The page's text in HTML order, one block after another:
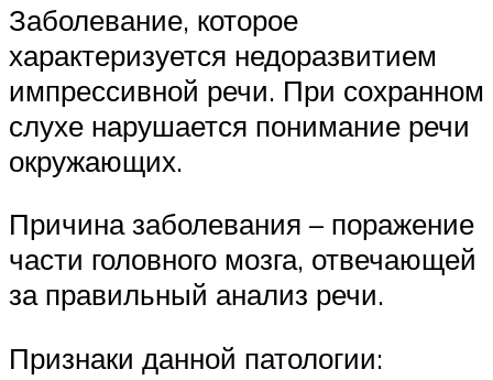
Заболевание, которое
характеризуется недоразвитием
импрессивной речи. При сохранном
слухе нарушается понимание речи
окружающих.
Причина заболевания – поражение
части головного мозга, отвечающей
за правильный анализ речи.
Признаки данной патологии: